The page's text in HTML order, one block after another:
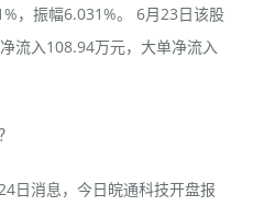
，振幅6.031%。 6月23日该股
流入108.94万元，大单净流入
消息，今日皖通科技开盘报